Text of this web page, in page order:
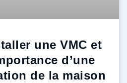
une VMC et
d’une
de la maison